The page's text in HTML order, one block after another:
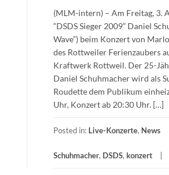
(MLM-intern) – Am Freitag, 3.
“DSDS Sieger 2009” Daniel
Wave”) beim Konzert von
des Rottweiler Ferienzaubers
Kraftwerk Rottweil. Der 25-
Daniel Schuhmacher wird als
Roudette dem Publikum
Uhr, Konzert ab 20:30 Uhr. […]
Posted in: Live-Konzerte, News
Schuhmacher, DSDS, konzert